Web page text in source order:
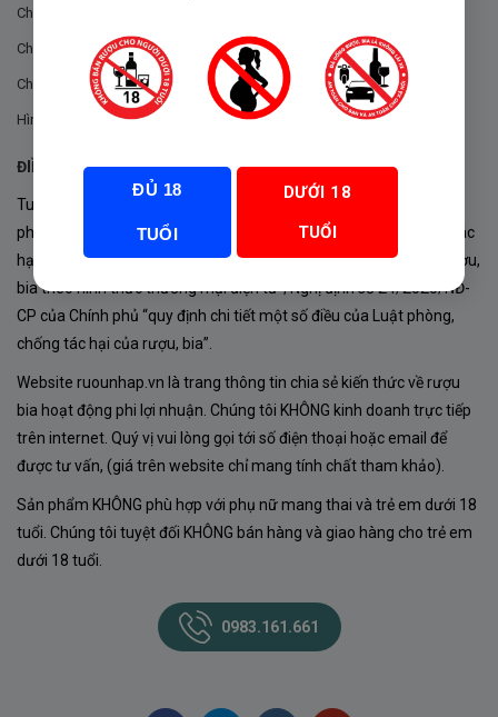
Chính sách chung
Chính sách đổi trả
Chính sách mua hàng
Hình thức thanh toán
ĐIỀU KHOẢN VÀ CHÍNH SÁCH
Tuân thủ Nghị định 105/2017/NĐ-CP ngày 14/9/2017 của Chính
phủ về sản xuất, kinh doanh rượu. Tuân thủ Luật “phòng chống tác
hại của rượu, bia” số 44/2019/QH14-Điều 16 về “điều kiện bán rượu,
bia theo hình thức thương mại điện tử”; Nghị định số 24/2020/NĐ-
CP của Chính phủ “quy định chi tiết một số điều của Luật phòng,
chống tác hại của rượu, bia”.
Website ruounhap.vn là trang thông tin chia sẻ kiến thức về rượu
bia hoạt động phi lợi nhuận. Chúng tôi KHÔNG kinh doanh trực tiếp
trên internet. Quý vị vui lòng gọi tới số điện thoại hoặc email để
được tư vấn, (giá trên website chỉ mang tính chất tham khảo).
Sản phẩm KHÔNG phù hợp với phụ nữ mang thai và trẻ em dưới 18
tuổi. Chúng tôi tuyệt đối KHÔNG bán hàng và giao hàng cho trẻ em
dưới 18 tuổi.
0983.161.661
ĐỦ 18
TUỔI
DƯỚI 18
TUỔI